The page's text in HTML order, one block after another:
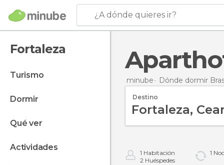
¿A dónde quieres ir?
Fortaleza
turismo
dormir
qué ver
actividades
minube Dónde dormir
Destino
1 Habitación
2 Huéspedes
1